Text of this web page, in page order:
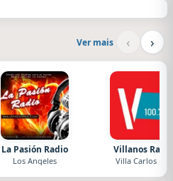
Ver mais ‹ ›
La Pasión Radio
Los Angeles
Villanos
Villa Carlos Paz